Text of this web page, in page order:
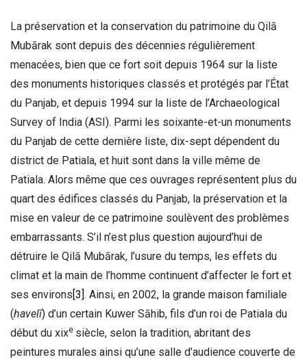
La préservation et la conservation du patrimoine du Qilā
Mubārak sont depuis des décennies régulièrement
menacées, bien que ce fort soit depuis 1964 sur la liste
des monuments historiques classés et protégés par l’État
du Panjab, et depuis 1994 sur la liste de l’Archaeological
Survey of India (ASI). Parmi les soixante-et-un monuments
du Panjab de cette dernière liste, dix-sept dépendent du
district de Patiala, et huit sont dans la ville même de
Patiala. Alors même que ces ouvrages représentent plus du
quart des édifices classés du Panjab, la préservation et la
mise en valeur de ce patrimoine soulèvent des problèmes
embarrassants. S’il n’est plus question aujourd’hui de
détruire le Qilā Mubārak, l’usure du temps, les effets du
climat et la main de l’homme continuent d’affecter le fort et
ses environs[3]. Ainsi, en 2002, la grande maison familiale
(havelī) d’un certain Kuwer Sāhib, fils d’un roi de Patiala du
début du xixe siècle, selon la tradition, abritant des
peintures murales ainsi qu’une salle d’audience couverte de